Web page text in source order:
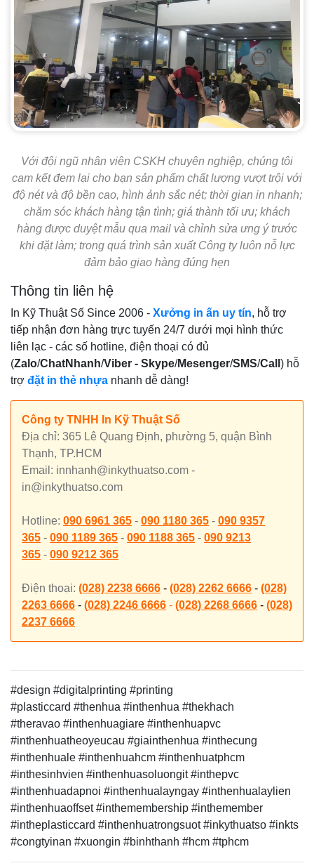
Với đội ngũ nhân viên CSKH chuyên nghiệp, chúng tôi
cam kết đem lại cho bạn sản phẩm chất lượng vượt trội với
độ nét và độ bền cao, hình ảnh sắc nét; thời gian in nhanh;
chăm sóc khách hàng tận tình; giá thành tối ưu; khách
hàng được duyệt mẫu qua mail và chỉnh sửa ưng ý trước
khi đặt làm; trong quá trình sản xuất Công ty luôn nỗ lực
đảm bảo giao hàng đúng hẹn
Thông tin liên hệ
In Kỹ Thuật Số Since 2006 - Xưởng in ấn uy tín, hỗ trợ
tiếp nhận đơn hàng trực tuyến 24/7 dưới mọi hình thức
liên lạc - các số hotline, điện thoại có đủ
(Zalo/ChatNhanh/Viber - Skype/Mesenger/SMS/Call ) hỗ
trợ đặt in thẻ nhựa nhanh dễ dàng!
Công ty TNHH In Kỹ Thuật Số
Địa chỉ: 365 Lê Quang Định, phường 5, quận Bình
Thạnh, TP.HCM
Email: innhanh@inkythuatso.com -
in@inkythuatso.com
Hotline: 090 6961 365 - 090 1180 365 - 090 9357
365 - 090 1189 365 - 090 1188 365 - 090 9213
365 - 090 9212 365
Điện thoại: (028) 2238 6666 - (028) 2262 6666 - (028)
2263 6666 - (028) 2246 6666 - (028) 2268 6666 - (028)
2237 6666
#design #digitalprinting #printing
#plasticcard #thenhua #inthenhua #thekhach
#theravao #inthenhuagiare #inthenhuapvc
#inthenhuatheoyeucau #giainthenhua #inthecung
#inthenhuale #inthenhuahcm #inthenhuatphcm
#inthesinhvien #inthenhuasoluongit #inthepvc
#inthenhuadapnoi #inthenhualayngay #inthenhualaylien
#inthenhuaoffset #inthemembership #inthemember
#intheplasticcard #inthenhuatrongsuot#inkythuatso #inkts
#congtyinan #xuongin #binhthanh #hcm #tphcm